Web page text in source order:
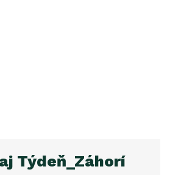
Týdeň_Záhorí